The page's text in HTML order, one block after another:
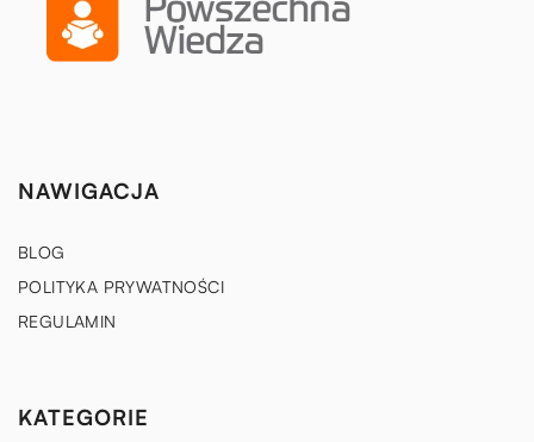
NAWIGACJA
BLOG
POLITYKA PRYWATNOŚCI
REGULAMIN
KATEGORIE